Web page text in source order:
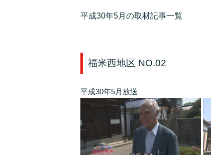
平成30年5月の取材記事一覧
福米西地区 NO.02
平成30年5月放送